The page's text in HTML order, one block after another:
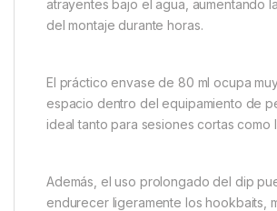
atrayentes bajo el agua, aumentando
del montaje durante horas.
El práctico envase de 80 ml ocupa
espacio dentro del equipamiento de
ideal tanto para sesiones cortas como
Además, el uso prolongado del dip
endurecer ligeramente los hookbaits,